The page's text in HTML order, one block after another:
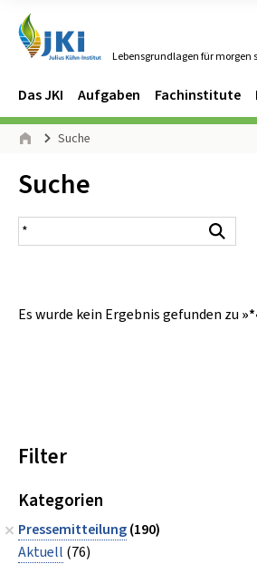
Lebensgrundlagen für morgen
Navigation
Hauptmenü
Das JKI Aufgaben Fachinstitute
Seitenpfad
Suche
Inhalt:
Suche
Suchergebnis
Es wurde kein Ergebnis gefunden zu
Filter
Kategorien
Pressemitteilung(190)
Aktuell (76)